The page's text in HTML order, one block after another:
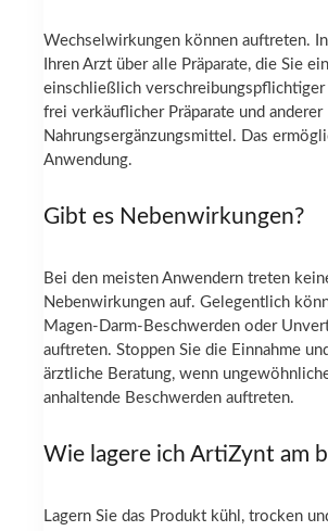
Wechselwirkungen können auftreten.
Ihren Arzt über alle Präparate, die Sie
einschließlich
frei verkäuflicher Präparate und anderer
Nahrungsergänzungsmittel. Das
Anwendung.
Gibt es Nebenwirkungen?
Bei den meisten Anwendern treten
Nebenwirkungen auf. Gelegentlich
Magen-Darm-Beschwerden oder
auftreten. Stoppen Sie die Einnahme
ärztliche Beratung, wenn
anhaltende Beschwerden auftreten.
Wie lagere ich ArtiZynt am
Lagern Sie das Produkt kühl, trocken